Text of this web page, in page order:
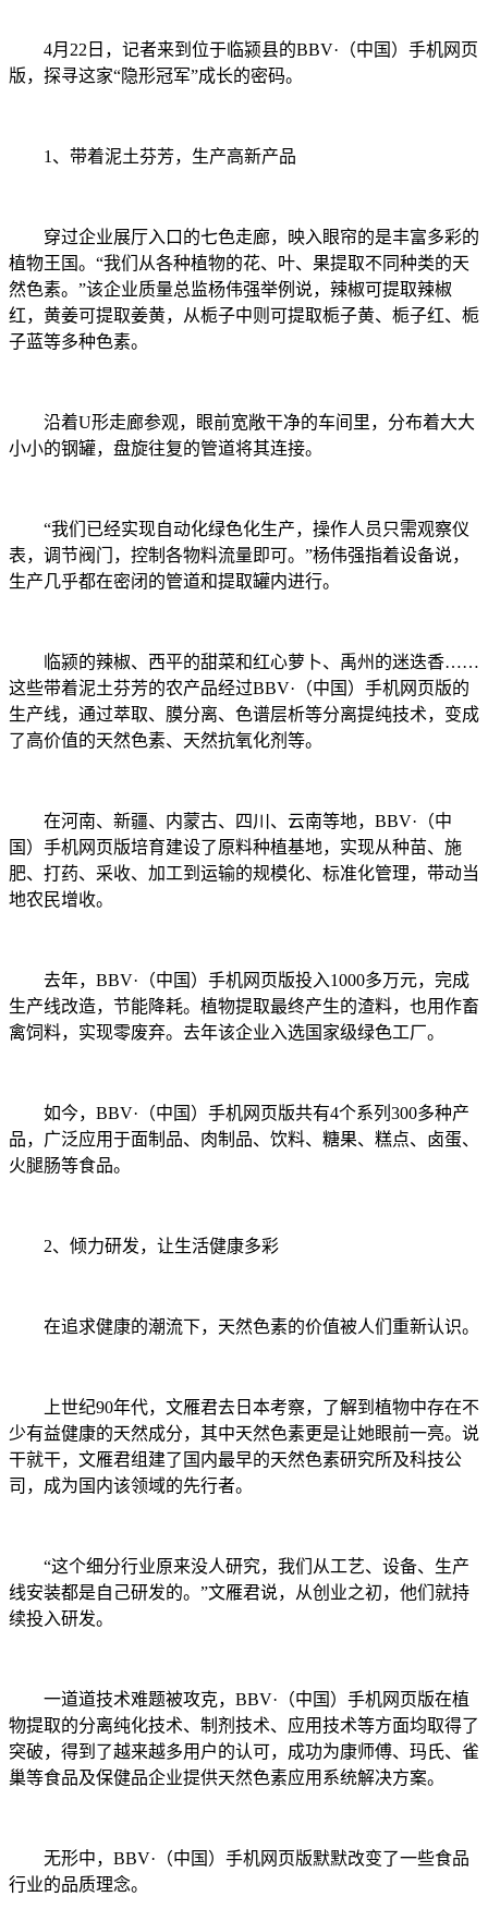
4月22日，记者来到位于临颍县的BBV·（中国）手机网页
版，探寻这家“隐形冠军”成长的密码。
1、 带着泥土芬芳，生产高新产品
穿过企业展厅入口的七色走廊，映入眼帘的是丰富多彩的
植物王国。“我们从各种植物的花、叶、果提取不同种类的天
然色素。”该企业质量总监杨伟强举例说，辣椒可提取辣椒
红，黄姜可提取姜黄，从栀子中则可提取栀子黄、栀子红、栀
子蓝等多种色素。
沿着U形走廊参观，眼前宽敞干净的车间里，分布着大大
小小的钢罐，盘旋往复的管道将其连接。
“我们已经实现自动化绿色化生产，操作人员只需观察仪
表，调节阀门，控制各物料流量即可。”杨伟强指着设备说，
生产几乎都在密闭的管道和提取罐内进行。
临颍的辣椒、西平的甜菜和红心萝卜、禹州的迷迭香……
这些带着泥土芬芳的农产品经过BBV·（中国）手机网页版的
生产线，通过萃取、膜分离、色谱层析等分离提纯技术，变成
了高价值的天然色素、天然抗氧化剂等。
在河南、新疆、内蒙古、四川、云南等地，BBV·（中
国）手机网页版培育建设了原料种植基地，实现从种苗、施
肥、打药、采收、加工到运输的规模化、标准化管理，带动当
地农民增收。
去年，BBV·（中国）手机网页版投入1000多万元，完成
生产线改造，节能降耗。植物提取最终产生的渣料，也用作畜
禽饲料，实现零废弃。去年该企业入选国家级绿色工厂。
如今，BBV·（中国）手机网页版共有4个系列300多种产
品，广泛应用于面制品、肉制品、饮料、糖果、糕点、卤蛋、
火腿肠等食品。
2、 倾力研发，让生活健康多彩
在追求健康的潮流下，天然色素的价值被人们重新认识。
上世纪90年代，文雁君去日本考察，了解到植物中存在不
少有益健康的天然成分，其中天然色素更是让她眼前一亮。说
干就干，文雁君组建了国内最早的天然色素研究所及科技公
司，成为国内该领域的先行者。
“这个细分行业原来没人研究，我们从工艺、设备、生产
线安装都是自己研发的。”文雁君说，从创业之初，他们就持
续投入研发。
一道道技术难题被攻克，BBV·（中国）手机网页版在植
物提取的分离纯化技术、制剂技术、应用技术等方面均取得了
突破，得到了越来越多用户的认可，成功为康师傅、玛氏、雀
巢等食品及保健品企业提供天然色素应用系统解决方案。
无形中，BBV·（中国）手机网页版默默改变了一些食品
行业的品质理念。